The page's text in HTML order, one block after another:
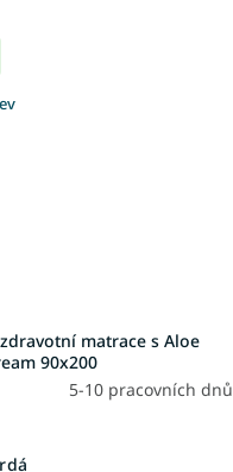
matrace s Aloe
90x200
5-10 pracovních dnů